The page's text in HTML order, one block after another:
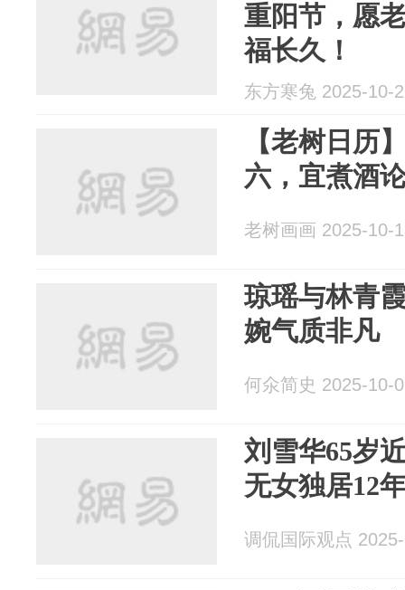
重阳节，愿
福长久！
东方寒兔 2025-10-
【老树日历
六，宜煮酒
老树画画 2025-10-
琼瑶与林青
婉气质非凡
何氽简史 2025-10-
刘雪华65岁
无女独居12
调侃国际观点